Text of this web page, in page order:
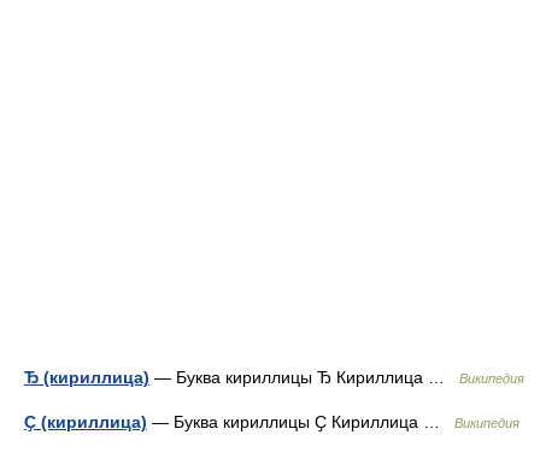
Ђ (кириллица) — Буква кириллицы Ђ Кириллица … Википедия
Ҫ (кириллица) — Буква кириллицы Ҫ Кириллица … Википедия